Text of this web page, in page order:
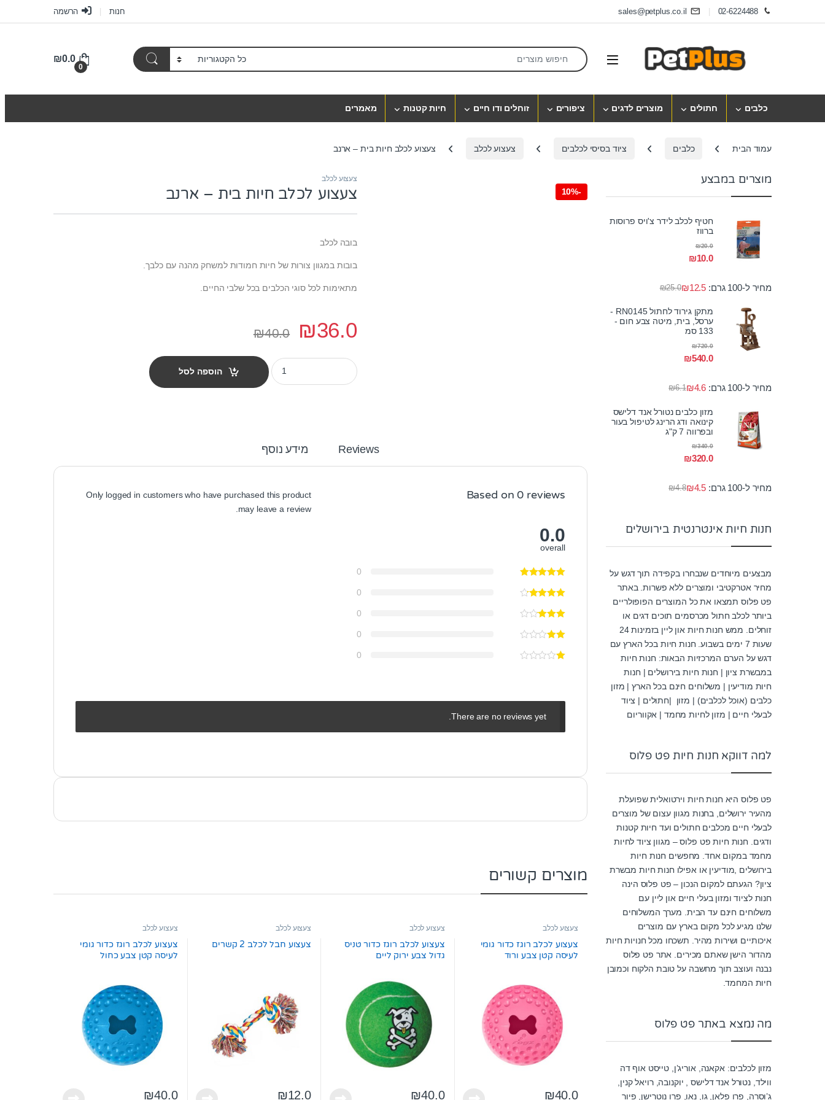
Skip to navigation
02-6224488
sales@petplus.co.il חנות הרשמה
Open
Search for:
0
₪0.0
כלבים חתולים מוצרים לדגים ציפורים זוחלים ודו חיים חיות קטנות מאמרים
עמוד הבית כלבים ציוד בסיסי לכלבים צעצוע לכלב צעצוע לכלב חיות בית – ארנב
-
10%
צעצוע לכלב
צעצוע לכלב חיות בית – ארנב
בובה לכלב
בובות במגוון צורות של חיות חמודות למשחק מהנה עם כלבך.
מתאימות לכל סוגי הכלבים בכל שלבי החיים.
₪36.0
₪40.0
צעצוע לכלב חיות בית - ארנב quantity
הוספה לסל
Reviews מידע נוסף
Based on 0 reviews
0.0
overall
0
0
0
0
0
Only logged in customers who have purchased this product
may leave a review.
There are no reviews yet.
מוצרים קשורים
צעצוע לכלב
צעצוע לכלב רוגז כדור גומי
לעיסה קטן צבע ורוד
₪40.0
צעצוע לכלב
צעצוע לכלב רוגז כדור טניס
גדול צבע ירוק ליים
₪40.0
צעצוע לכלב
צעצוע חבל לכלב 2 קשרים
₪12.0
צעצוע לכלב
צעצוע לכלב רוגז כדור גומי
לעיסה קטן צבע כחול
₪40.0
מוצרים במבצע
חטיף לכלב לידר צ'ויס פרוסות
ברווז
₪10.0
₪20.0
מחיר ל-100 גרם: ₪25.0₪12.5
מתקן גירוד לחתול RN0145 -
ערסל, בית, מיטה צבע חום -
133 סמ
₪540.0
₪720.0
מחיר ל-100 גרם: ₪6.1₪4.6
מזון כלבים נטורל אנד דלישס
קינואה ודג הרינג לטיפול בעור
ובפרווה 7 ק"ג
₪320.0
₪340.0
מחיר ל-100 גרם: ₪4.8₪4.5
חנות חיות אינטרנטית בירושלים
מבצעים מיוחדים שנבחרו בקפידה תוך דגש על
מחיר אטרקטיבי ומוצרים ללא פשרות. באתר
פט פלוס תמצאו את כל המוצרים הפופולריים
ביותר לכלב חתול מכרסמים תוכים דגים או
זוחלים. ממש חנות חיות און ליין בזמינות 24
שעות 7 ימים בשבוע. חנות חיות בכל הארץ עם
דגש על הערם המרכזיות הבאות: חנות חיות
במבשרת ציון | חנות חיות בירושלים | חנות
חיות מודיעין | משלוחים חינם בכל הארץ | מזון
כלבים (אוכל לכלבים) | מזון |חתולים | ציוד
לבעלי חיים | מזון לחיות מחמד | אקווריום
למה דווקא חנות חיות פט פלוס
פט פלוס היא חנות חיות וירטואלית שפועלת
מהעיר ירושלים, בחנות מגוון עצום של מוצרים
לבעלי חיים מכלבים חתולים ועד חיות קטנות
ודגים. חנות חיות פט פלוס – מגוון ציוד לחיות
מחמד במקום אחד. מחפשים חנות חיות
בירושלים ,מודיעין או אפילו חנות חיות מבשרת
ציון? הגעתם למקום הנכון – פט פלוס הינה
חנות לציוד ומזון בעלי חיים און ליין עם
משלוחים חינם עד הבית. מערך המשלוחים
שלנו מגיע לכל מקום בארץ עם מוצרים
איכותיים ושירות מהיר. תשכחו מכל חנויות חיות
מהדור הישן שאתם מכירים. אתר פט פלוס
נבנה ועוצב תוך מחשבה על טובת הלקוח וכמובן
חיות המחמד.
מה נמצא באתר פט פלוס
מזון לכלבים: אקאנה, אוריג’ן, טייסט אוף דה
ווילד, נטורל אנד דלישס , יוקנובה, רויאל קנין,
ג’וסרה, פרו פלאן, גו, נאו, פרו נוטרישן, פיור